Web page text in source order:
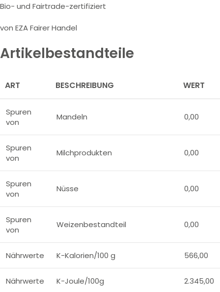
Bio- und Fairtrade-zertifiziert
von EZA Fairer Handel
Artikelbestandteile
ART BESCHREIBUNG WERT
Spuren
von
Mandeln 0,00
Spuren
von
Milchprodukten 0,00
Spuren
von
Nüsse 0,00
Spuren
von
Weizenbestandteil 0,00
Nährwerte K-Kalorien/100 g 566,00
Nährwerte K-Joule/100g 2.345,00